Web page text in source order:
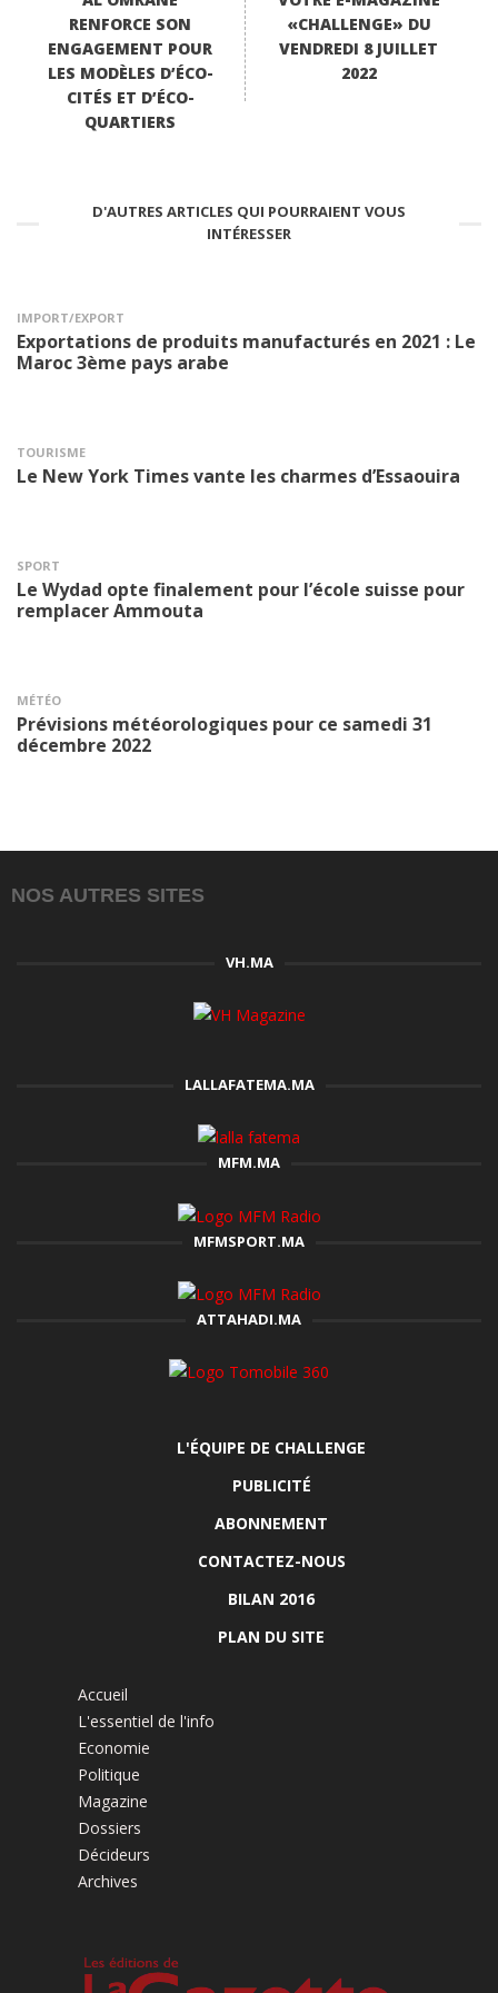
RENFORCE SON
ENGAGEMENT POUR
LES MODÈLES D’ÉCO-
CITÉS ET D’ÉCO-
QUARTIERS
«CHALLENGE» DU
VENDREDI 8 JUILLET
2022
D'AUTRES ARTICLES QUI POURRAIENT VOUS
INTÉRESSER
IMPORT/EXPORT
Exportations de produits manufacturés en 2021 : Le
Maroc 3ème pays arabe
TOURISME
Le New York Times vante les charmes d’Essaouira
SPORT
Le Wydad opte finalement pour l’école suisse pour
remplacer Ammouta
MÉTÉO
Prévisions météorologiques pour ce samedi 31
décembre 2022
NOS AUTRES SITES
VH.MA
LALLAFATEMA.MA
MFM.MA
MFMSPORT.MA
ATTAHADI.MA
L'ÉQUIPE DE CHALLENGE
PUBLICITÉ
ABONNEMENT
CONTACTEZ-NOUS
BILAN 2016
PLAN DU SITE
Accueil
L'essentiel de l'info
Economie
Politique
Magazine
Dossiers
Décideurs
Archives